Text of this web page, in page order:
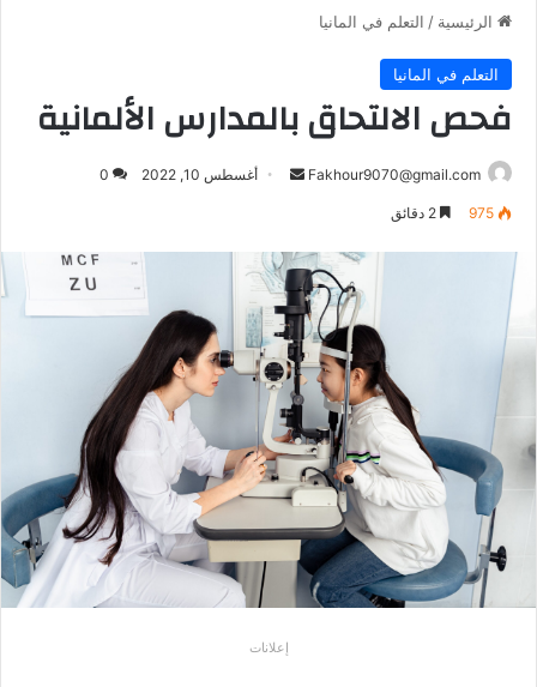
الرئيسية / التعلم في المانيا
التعلم في المانيا
فحص الالتحاق بالمدارس الألمانية
Fakhour9070@gmail.com
أرسل أغسطس 10, 2022 0
975
إعلانات